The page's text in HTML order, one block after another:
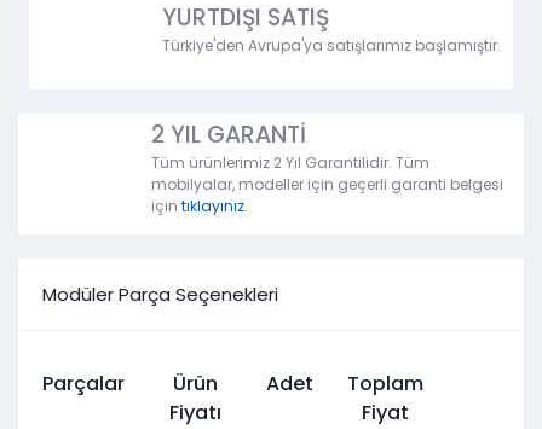
YURTDIŞI SATIŞ
Türkiye'den Avrupa'ya satışlarımız başlamıştır.
2 YIL GARANTİ
Tüm ürünlerimiz 2 Yıl Garantilidir. Tüm
mobilyalar, modeller için geçerli garanti belgesi
için tıklayınız.
Modüler Parça Seçenekleri
Parçalar
Ürün
Fiyatı
Adet
Toplam
Fiyat